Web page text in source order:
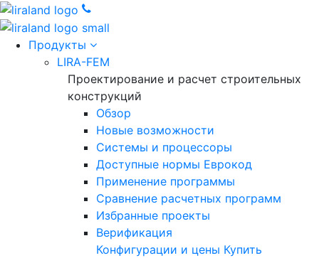
Продукты
LIRA-FEM
Проектирование и расчет строительных
конструкций
Обзор
Новые возможности
Cистемы и процессоры
Доступные нормы Еврокод
Применение программы
Сравнение расчетных программ
Избранные проекты
Верификация
Конфигурации и цены Купить